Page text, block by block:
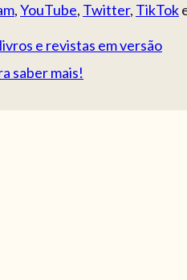
,YouTube, Twitter, TikTok
e revistas em versão
saber mais!